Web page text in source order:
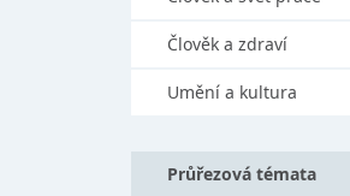
Člověk a zdraví
Umění a kultura
Průřezová témata